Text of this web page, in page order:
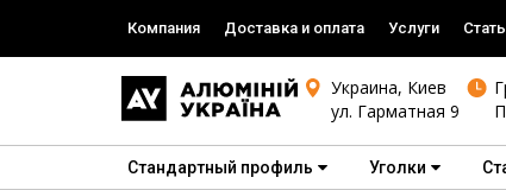
Компания Доставка и оплата Услуги
Украина, Киев
ул. Гарматная 9
Стандартный профиль Уголки